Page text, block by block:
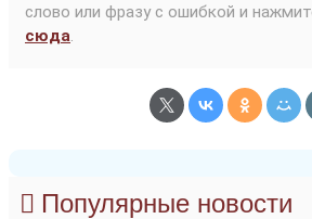
слово или фразу с ошибкой и
сюда.
Популярные новости